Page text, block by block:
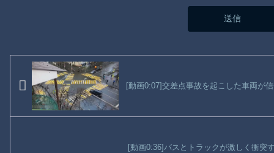
[動画0:07]交差点事故を起こした車両が
[動画0:36]バスとトラックが激しく衝突